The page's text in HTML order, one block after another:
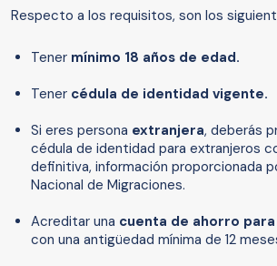
Respecto a los requisitos, son los
Tener mínimo 18 años de edad.
Tener cédula de identidad vigente.
Si eres persona extranjera, deberás
cédula de identidad para extranjeros
definitiva, información proporcionada
Nacional de Migraciones.
Acreditar una cuenta de ahorro para
con una antigüedad mínima de 12